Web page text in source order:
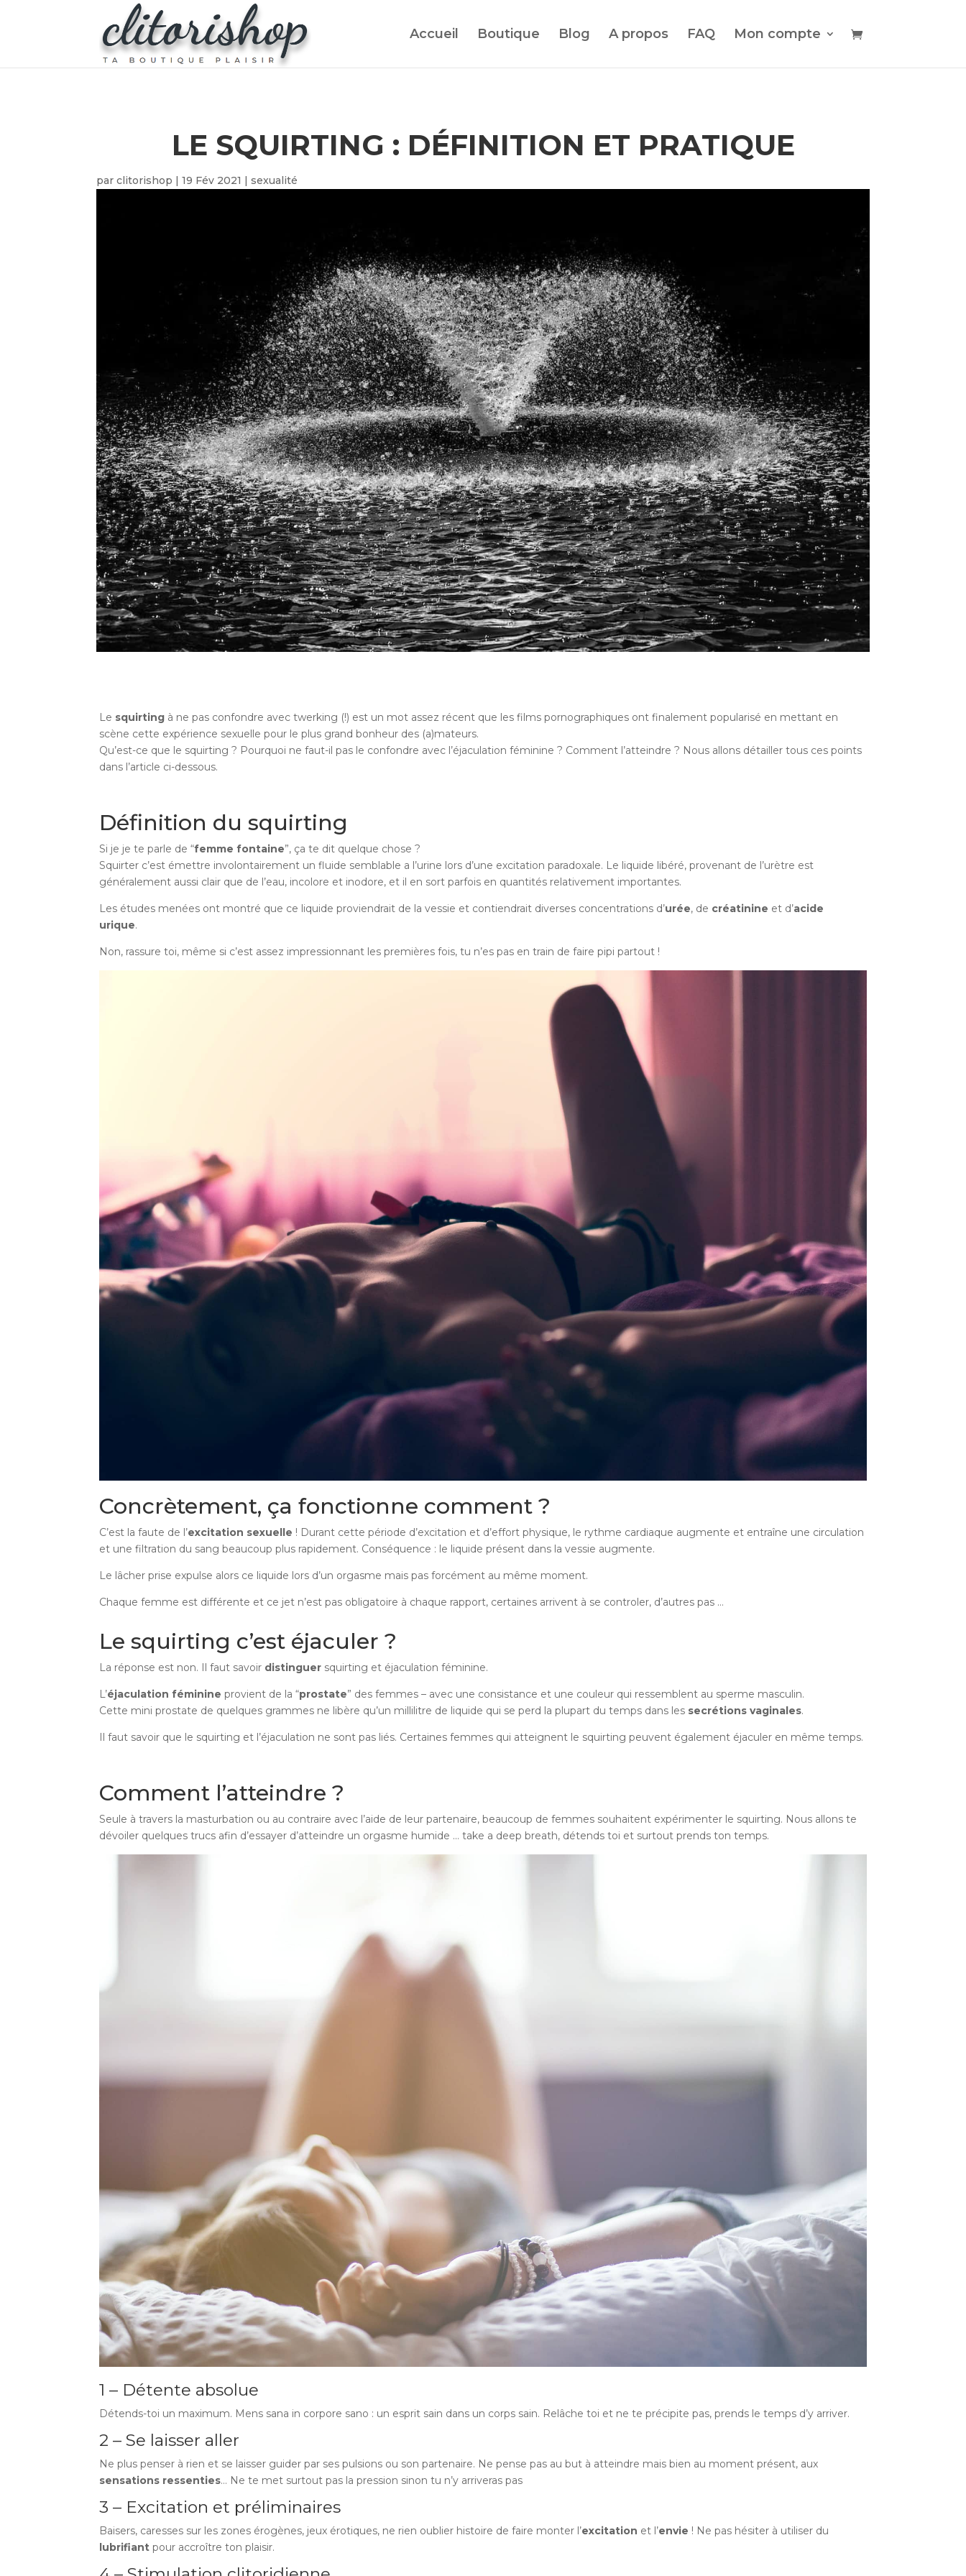
Accueil Boutique Blog A propos FAQ Mon compte
LE SQUIRTING : DÉFINITION ET PRATIQUE
parclitorishop |19 Fév 2021 |sexualité
Le squirtingà ne pas confondre avec twerking (!) est un mot assez récent que les films pornographiques ont finalement popularisé en mettant en
scène cette expérience sexuelle pour le plus grand bonheur des (a)mateurs.
Qu’est-ce que le squirting ? Pourquoi ne faut-il pas le confondre avec l’éjaculation féminine ? Comment l’atteindre ? Nous allons détailler tous ces points
dans l’article ci-dessous.
Définition du squirting
Si je je te parle de “femme fontaine”, ça te dit quelque chose ?
Squirter c’est émettre involontairement un fluide semblable a l’urine lors d’une excitation paradoxale. Le liquide libéré, provenant de l’urètre est
généralement aussi clair que de l’eau, incolore et inodore, et il en sort parfois en quantités relativement importantes.
Les études menées ont montré que ce liquide proviendrait de la vessie et contiendrait diverses concentrations d’urée, de créatinine et d’acide
urique.
Non, rassure toi, même si c’est assez impressionnant les premières fois, tu n’es pas en train de faire pipi partout !
Concrètement, ça fonctionne comment ?
C’est la faute de l’excitation sexuelle ! Durant cette période d’excitation et d’effort physique, le rythme cardiaque augmente et entraîne une circulation
et une filtration du sang beaucoup plus rapidement. Conséquence : le liquide présent dans la vessie augmente.
Le lâcher prise expulse alors ce liquide lors d’un orgasme mais pas forcément au même moment.
Chaque femme est différente et ce jet n’est pas obligatoire à chaque rapport, certaines arrivent à se controler, d’autres pas …
Le squirting c’est éjaculer ?
La réponse est non. Il faut savoir distinguersquirting et éjaculation féminine.
L’éjaculation féminine provient de la “prostate” des femmes – avec une consistance et une couleur qui ressemblent au sperme masculin.
Cette mini prostate de quelques grammes ne libère qu’un millilitre de liquide qui se perd la plupart du temps dans les secrétions vaginales.
Il faut savoir que le squirting et l’éjaculation ne sont pas liés. Certaines femmes qui atteignent le squirting peuvent également éjaculer en même temps.
Comment l’atteindre ?
Seule à travers la masturbation ou au contraire avec l’aide de leur partenaire, beaucoup de femmes souhaitent expérimenter le squirting. Nous allons te
dévoiler quelques trucs afin d’essayer d’atteindre un orgasme humide … take a deep breath, détends toi et surtout prends ton temps.
1 – Détente absolue
Détends-toi un maximum. Mens sana in corpore sano : un esprit sain dans un corps sain. Relâche toi et ne te précipite pas, prends le temps d’y arriver.
2 – Se laisser aller
Ne plus penser à rien et se laisser guider par ses pulsions ou son partenaire. Ne pense pas au but à atteindre mais bien au moment présent, aux
sensations ressenties… Ne te met surtout pas la pression sinon tu n’y arriveras pas
3 – Excitation et préliminaires
Baisers, caresses sur les zones érogènes, jeux érotiques, ne rien oublier histoire de faire monter l’excitation et l’envie ! Ne pas hésiter à utiliser du
lubrifiantpour accroître ton plaisir.